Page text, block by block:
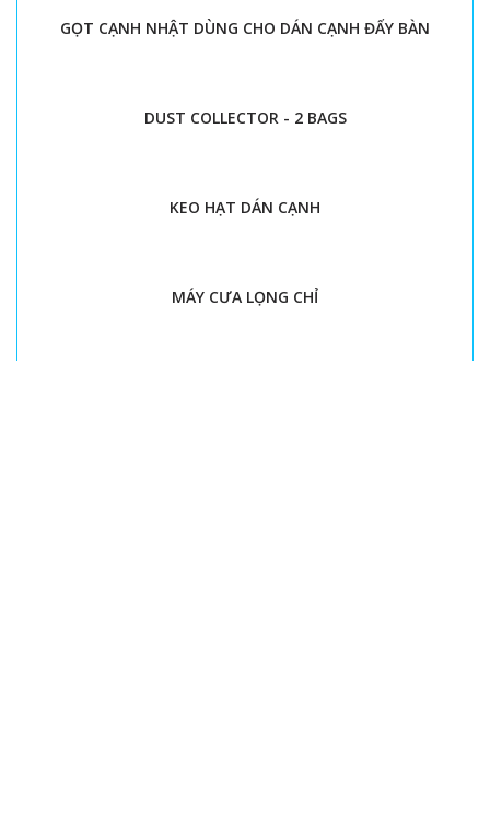
GỌT CẠNH NHẬT DÙNG CHO DÁN CẠNH ĐẨY BÀN
DUST COLLECTOR - 2 BAGS
KEO HẠT DÁN CẠNH
MÁY CƯA LỌNG CHỈ